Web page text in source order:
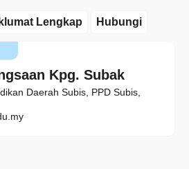
Lengkap Hubungi
Kpg. Subak
Daerah Subis, PPD Subis,